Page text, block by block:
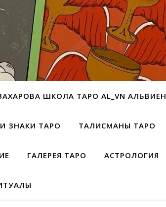
ШКОЛА ТАРО AL_VN АЛЬВИЕН
ЗНАКИ ТАРО ТАЛИСМАНЫ ТАРО
ГАЛЕРЕЯ ТАРО АСТРОЛОГИЯ